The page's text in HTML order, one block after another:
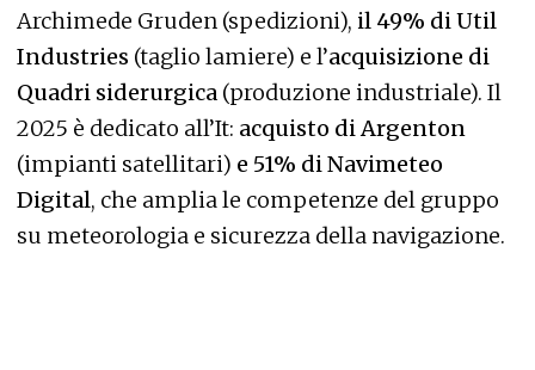
Archimede Gruden (spedizioni), il 49% di Util
Industries (taglio lamiere) e l’acquisizione di
Quadri siderurgica (produzione industriale). Il
2025 è dedicato all’It: acquisto di Argenton
(impianti satellitari) e 51% di Navimeteo
Digital, che amplia le competenze del gruppo
su meteorologia e sicurezza della navigazione.